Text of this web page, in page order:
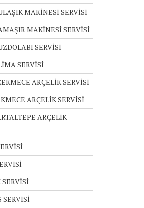
MAKİNESİ SERVİSİ
MAKİNESİ SERVİSİ
SERVİSİ
SERVİSİ
ARÇELİK SERVİSİ
ARÇELİK SERVİSİ
ARÇELİK
SERVİSİ
SERVİSİ